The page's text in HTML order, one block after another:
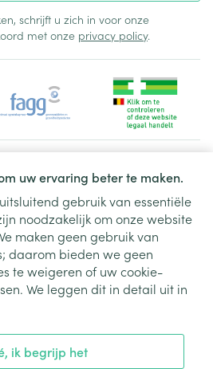
uw ervaring beter te maken.
gebruik van essentiële
noodzakelijk om onze website
maken geen gebruik van
daarom bieden we geen
te weigeren of uw cookie-
We leggen dit in detail uit in
ik begrijp het
schrijft u zich in voor onze
met onze privacy policy.